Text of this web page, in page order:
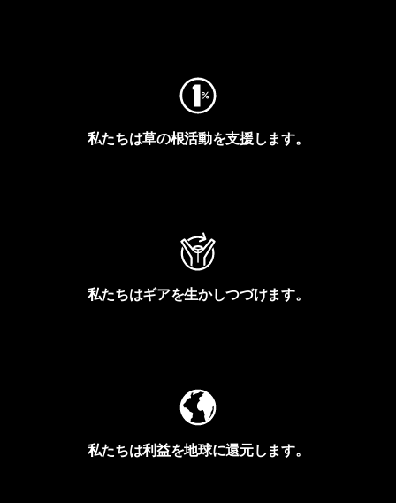
私たちは草の根活動を支援します。
私たちはギアを生かしつづけます。
私たちは利益を地球に還元します。